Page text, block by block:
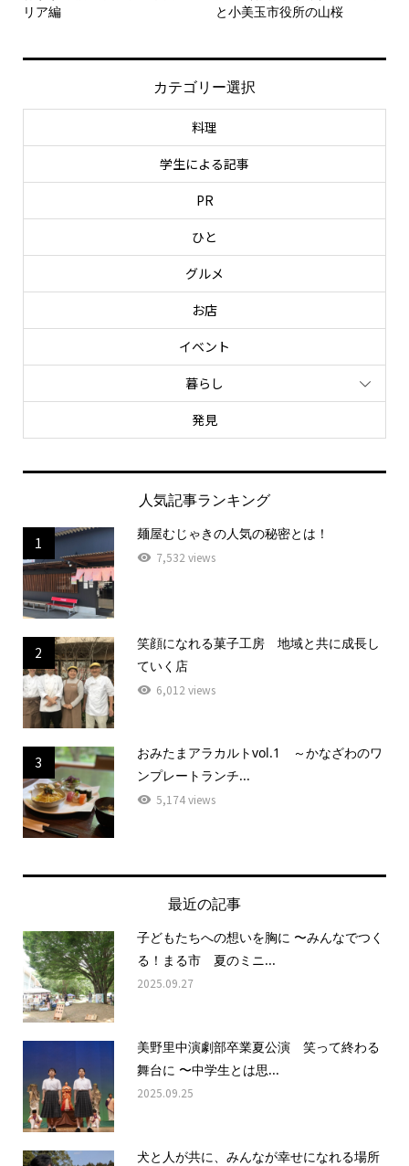
リア編
と小美玉市役所の山桜
カテゴリー選択
料理
学生による記事
PR
ひと
グルメ
お店
イベント
暮らし
発見
人気記事ランキング
1
麺屋むじゃきの人気の秘密とは！
7,532 views
2
笑顔になれる菓子工房 地域と共に成長し
ていく店
6,012 views
3
おみたまアラカルトvol.1 ～かなざわのワ
ンプレートランチ...
5,174 views
最近の記事
子どもたちへの想いを胸に 〜みんなでつく
る！まる市 夏のミニ...
2025.09.27
美野里中演劇部卒業夏公演 笑って終わる
舞台に 〜中学生とは思...
2025.09.25
犬と人が共に、みんなが幸せになれる場所